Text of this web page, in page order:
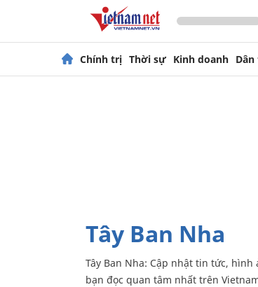
Chính trị Thời sự Kinh doanh
Tây Ban Nha
Tây Ban Nha: Cập nhật tin tức, hình ảnh, video, con người, sự kiện nóng nhất xung quanh Tây Ban Nha được
bạn đọc quan tâm nhất trên